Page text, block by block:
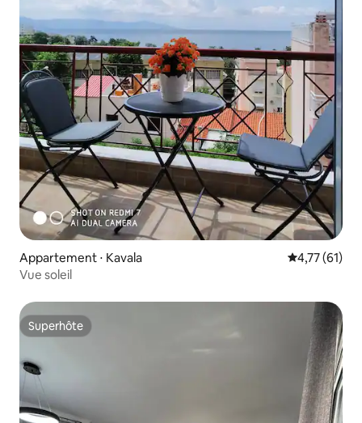
Appartement ⋅ Kavala Évaluation
4,77 (61)
Vue soleil
Superhôte
Superhôte